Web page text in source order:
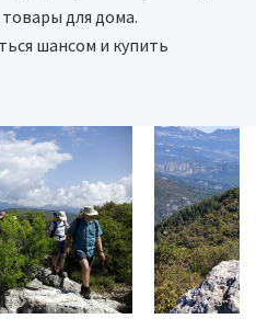
для дома.
шансом и купить